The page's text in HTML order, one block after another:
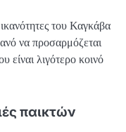
του Καγκάβα
να προσαρμόζεται
είναι λιγότερο κοινό
παικτών